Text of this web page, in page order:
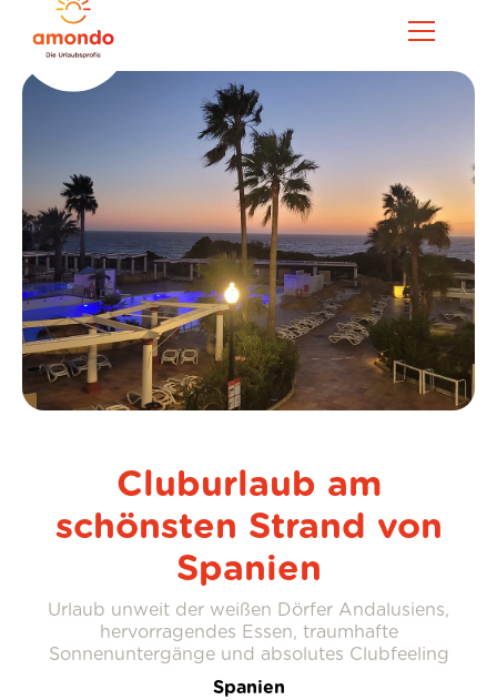
Cluburlaub am
schönsten Strand von
Spanien
Urlaub unweit der weißen Dörfer Andalusiens,
hervorragendes Essen, traumhafte
Sonnenuntergänge und absolutes Clubfeeling
Spanien